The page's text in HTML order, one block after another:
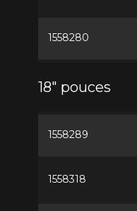
1558280
18" pouces
1558289
1558318